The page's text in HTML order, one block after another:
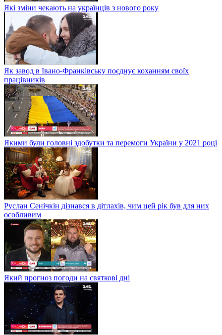
Які зміни чекають на українців з нового року
Як завод в Івано-Франківську поєднує коханням своїх
працівників
Якими були головні здобутки та перемоги України у 2021 році
Руслан Сенічкін дізнався в дітлахів, чим цей рік був для них
особливим
Який прогноз погоди на святкові дні